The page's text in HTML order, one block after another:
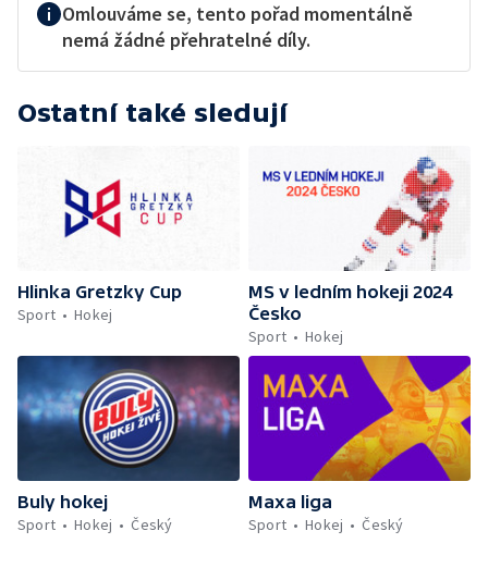
Omlouváme se, tento pořad momentálně
nemá žádné přehratelné díly.
Ostatní také sledují
Hlinka Gretzky Cup
Sport
Hokej
MS v ledním hokeji 2024
Česko
Sport
Hokej
Buly hokej
Sport
Hokej Český
Maxa liga
Sport
Hokej Český